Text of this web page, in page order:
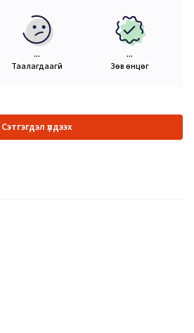
...
Таалагдаагүй
...
Зөв өнцөг
Сэтгэгдэл үлдээх